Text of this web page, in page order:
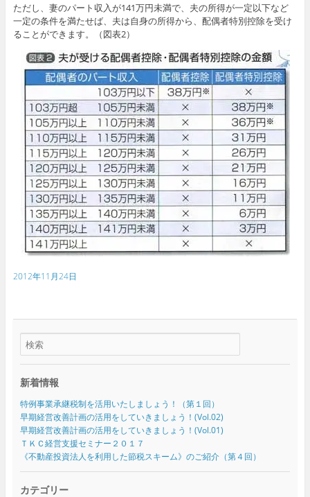
ただし、妻のパート収入が141万円未満で、夫の所得が一定以下など
一定の条件を満たせば、夫は自身の所得から、配偶者特別控除を受け
ることができます。（図表2）
2012年11月24日
新着情報
特例事業承継税制を活用いたしましょう！（第１回）
早期経営改善計画の活用をしていきましょう！(Vol.02)
早期経営改善計画の活用をしていきましょう！(Vol.01)
ＴＫＣ経営支援セミナー２０１７
《不動産投資法人を利用した節税スキーム》のご紹介（第４回）
カテゴリー